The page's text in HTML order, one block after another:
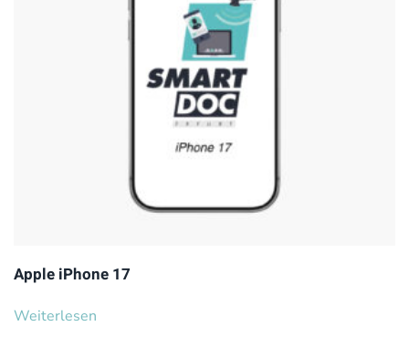
Apple iPhone 17
Weiterlesen